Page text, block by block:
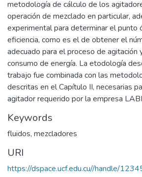
metodología de cálculo de los
operación de mezclado en particular,
experimental para determinar el punto
eficiencia, como es el de obtener el
adecuado para el proceso de agitación
consumo de energía. La etodología
trabajo fue combinada con las
descritas en el Capítulo II, necesarias
agitador requerido por la empresa
Keywords
fluidos, mezcladores
URI
https://dspace.ucf.edu.cu//handle/